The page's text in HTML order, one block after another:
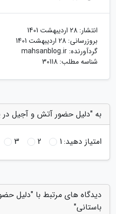
انتشار: 28 اردیبهشت 1401
بروزرسانی: 28 اردیبهشت 1401
گردآورنده: mahsanblog.ir
شناسه مطلب: 30118
به "دلیل حضور آتش و آجیل در
امتیاز دهید:1
2
3
دیدگاه های مرتبط با "دلیل
باستانی"